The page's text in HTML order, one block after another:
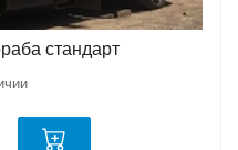
стандарт